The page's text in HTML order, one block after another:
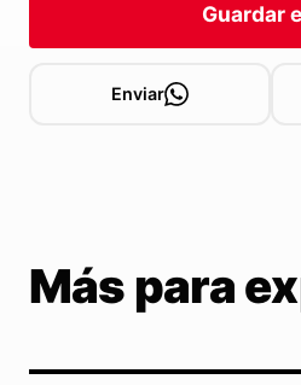
Guardar
Enviar
Más para